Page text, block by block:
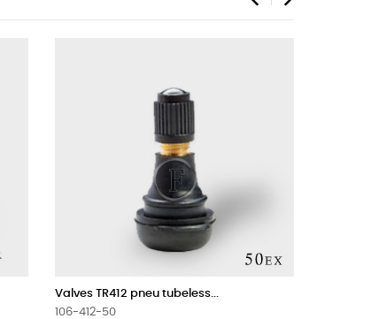
Rouleau de masses...
604-RMA-6KG